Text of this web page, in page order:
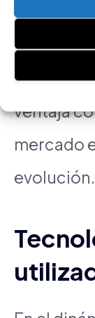
adopción
la
sino que
ventaja
mercado
evolución.